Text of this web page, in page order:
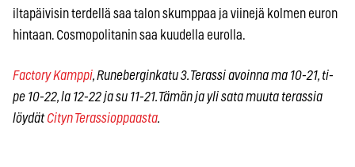
iltapäivisin terdellä saa talon skumppaa ja viinejä kolmen euron
hintaan. Cosmopolitanin saa kuudella eurolla.
Factory Kamppi, Runeberginkatu 3. Terassi avoinnama 10-21, ti-
pe 10-22, la 12-22 ja su 11-21.Tämän ja yli sata muuta terassia
löydätCityn Terassioppaasta.